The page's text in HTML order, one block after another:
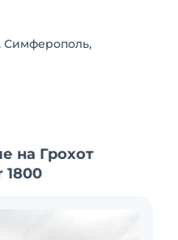
Симферополь,
на Грохот
1800